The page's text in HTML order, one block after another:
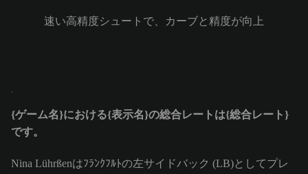
速い高精度シュートで、カーブと精度が向上
{ゲーム名}における{表示名}の総合レートは{総合レート}
です。
Nina Lührßenはﾌﾗﾝｸﾌﾙﾄの左サイドバック (LB)としてプレ